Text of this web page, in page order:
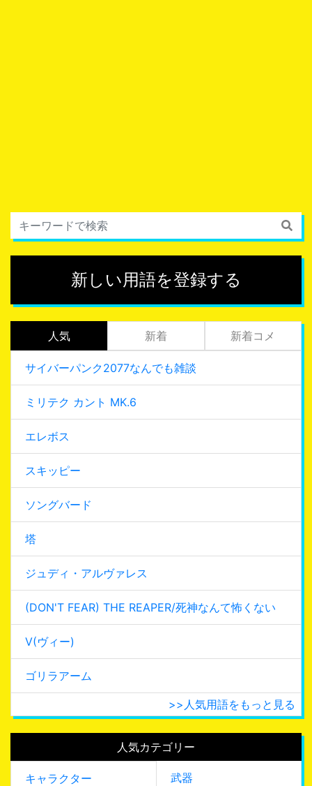
新しい用語を登録する
人気 新着 新着コメ
サイバーパンク2077なんでも雑談
ミリテク カント MK.6
エレボス
スキッピー
ソングバード
塔
ジュディ・アルヴァレス
(DON'T FEAR) THE REAPER/死神なんて怖くない
V(ヴィー)
ゴリラアーム
>>人気用語をもっと見る
人気カテゴリー
キャラクター 武器